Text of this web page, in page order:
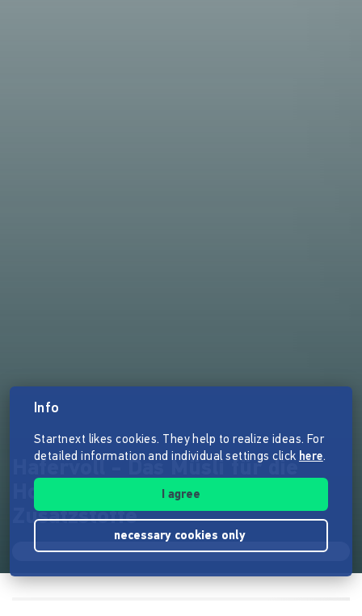
Hafervoll - Das Müsli für die
Hosentasche und ohne
Zusatzstoffe
Info
Startnext likes cookies. They help to realize ideas. For
detailed information and individual settings click here.
I agree
necessary cookies only